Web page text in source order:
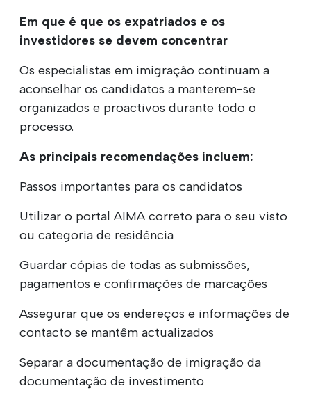
Em que é que os expatriados e os
investidores se devem concentrar
Os especialistas em imigração continuam a
aconselhar os candidatos a manterem-se
organizados e proactivos durante todo o
processo.
As principais recomendações incluem:
Passos importantes para os candidatos
Utilizar o portal AIMA correto para o seu visto
ou categoria de residência
Guardar cópias de todas as submissões,
pagamentos e confirmações de marcações
Assegurar que os endereços e informações de
contacto se mantêm actualizados
Separar a documentação de imigração da
documentação de investimento